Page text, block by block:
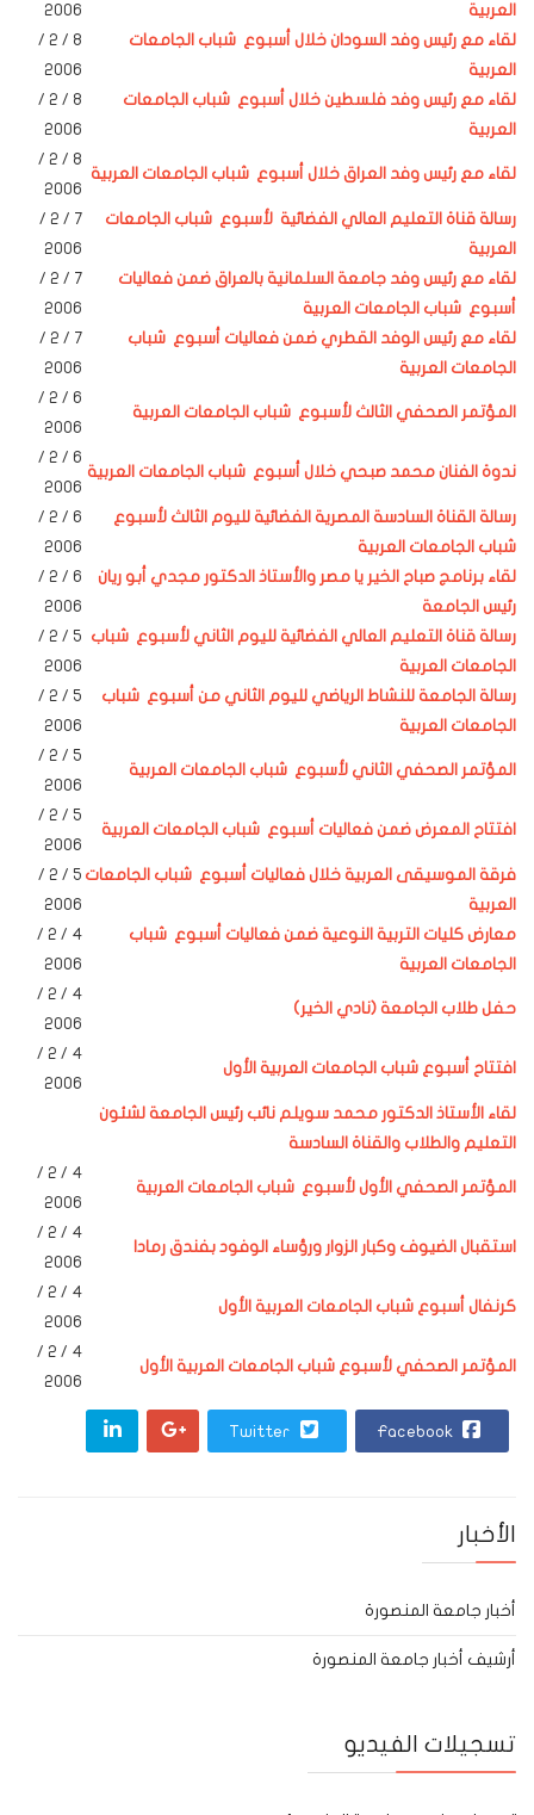
العربية
2006
لقاء مع رئيس وفد السودان خلال أسبوع شباب الجامعات
العربية
8
/ 2 /
2006
لقاء مع رئيس وفد فلسطين خلال أسبوع شباب الجامعات
العربية
8
/ 2 /
2006
لقاء مع رئيس وفد العراق خلال أسبوع شباب الجامعات العربية
8
/ 2 /
2006
رسالة قناة التعليم العالي الفضائية لأسبوع شباب الجامعات
العربية
7
/ 2 /
2006
لقاء مع رئيس وفد جامعة السلمانية بالعراق ضمن فعاليات
أسبوع شباب الجامعات العربية
7
/ 2 /
2006
لقاء مع رئيس الوفد القطري ضمن فعاليات أسبوع شباب
الجامعات العربية
7
/ 2 /
2006
المؤتمر الصحفي الثالث لأسبوع شباب الجامعات العربية
6 / 2 /
2006
ندوة الفنان محمد صبحي خلال أسبوع شباب الجامعات العربية
6 / 2 /
2006
رسالة القناة السادسة المصرية الفضائية لليوم الثالث لأسبوع
شباب الجامعات العربية
6 / 2 /
2006
لقاء برنامج صباح الخير يا مصر والأستاذ الدكتور مجدي أبو ريان
رئيس الجامعة
6 / 2 /
2006
رسالة قناة التعليم العالي الفضائية لليوم الثاني لأسبوع شباب
الجامعات العربية
5
/ 2 /
2006
رسالة الجامعة للنشاط الرياضي لليوم الثاني من أسبوع شباب
الجامعات العربية
5 / 2 /
2006
المؤتمر الصحفي الثاني لأسبوع شباب الجامعات العربية
5 / 2 /
2006
افتتاح المعرض ضمن فعاليات أسبوع شباب الجامعات العربية
5 / 2 /
2006
فرقة الموسيقى العربية خلال فعاليات أسبوع شباب الجامعات
العربية
5 / 2 /
2006
معارض كليات التربية النوعية ضمن فعاليات أسبوع شباب
الجامعات العربية
4 / 2 /
2006
حفل طلاب الجامعة (نادي الخير)
4 / 2 /
2006
افتتاح أسبوع شباب الجامعات العربية الأول
4 / 2 /
2006
لقاء الأستاذ الدكتور محمد سويلم نائب رئيس الجامعة لشئون
التعليم والطلاب والقناة السادسة
المؤتمر الصحفي الأول لأسبوع شباب الجامعات العربية
4 / 2 /
2006
استقبال الضيوف وكبار الزوار ورؤساء الوفود بفندق رمادا
4 / 2 /
2006
كرنفال أسبوع شباب الجامعات العربية الأول
4 / 2 /
2006
المؤتمر الصحفي لأسبوع شباب الجامعات العربية الأول
4 / 2 /
2006
الأخبار
أخبار جامعة المنصورة
أرشيف أخبار جامعة المنصورة
تسجيلات الفيديو